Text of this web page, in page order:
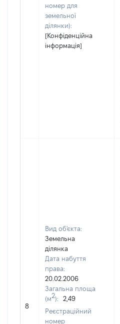
номер для
земельної
ділянки):
[Конфіденційна
інформація]
8
Вид об'єкта:
Земельна
ділянка
Дата набуття
права:
20.02.2006
Загальна площа
(м2):
2,49
Реєстраційний
номер